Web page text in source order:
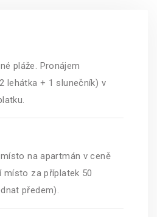
pláže. Pronájem
lehátka + 1 slunečník) v
na apartmán v ceně
místo za příplatek 50
předem).